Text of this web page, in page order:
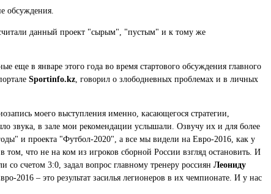
обсуждения.
данный проект "сырым", "пустым" и к тому же
в январе этого года во время стартового обсуждения главного
Sportinfo.kz , говорил о злободневных проблемах и в личных
моего выступления именно, касающегося стратегии,
звука, в зале мои рекомендации услышали. Озвучу их и для более
и проекта "Футбол-2020", а все мы видели на Евро-2016, как у
что не на ком из игроков сборной России взгляд остановить. И
счетом 3:0, задал вопрос главному тренеру россиян Леониду
2016 – это результат засилья легионеров в их чемпионате. И у нас